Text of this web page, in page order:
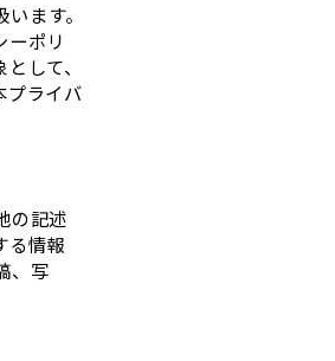
ます。
ーポリ
して、
プライバ
の記述
る情報
、写